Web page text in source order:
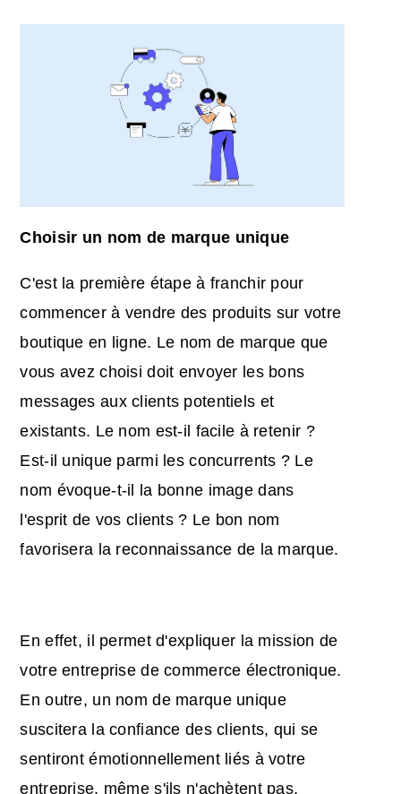
Choisir un nom de marque unique
C'est la première étape à franchir pour
commencer à vendre des produits sur votre
boutique en ligne. Le nom de marque que
vous avez choisi doit envoyer les bons
messages aux clients potentiels et
existants. Le nom est-il facile à retenir ?
Est-il unique parmi les concurrents ? Le
nom évoque-t-il la bonne image dans
l'esprit de vos clients ? Le bon nom
favorisera la reconnaissance de la marque.
En effet, il permet d'expliquer la mission de
votre entreprise de commerce électronique.
En outre, un nom de marque unique
suscitera la confiance des clients, qui se
sentiront émotionnellement liés à votre
entreprise, même s'ils n'achètent pas.